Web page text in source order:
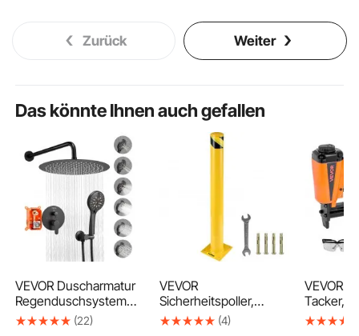
Zurück Weiter
Das könnte Ihnen auch gefallen
VEVOR Duscharmatur
Regenduschsystem
fürs Badezimmer
(22)
VEVOR
Sicherheitspoller,
Stahlpollerpfosten, 122
(4)
VEVOR
Tacker,
für 80er-